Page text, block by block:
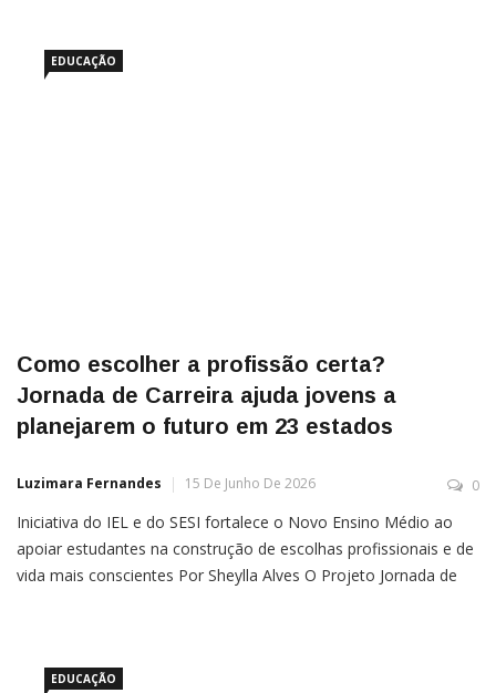
Engenharia e
EDUCAÇÃO
Como escolher a profissão certa?
Jornada de Carreira ajuda jovens a
planejarem o futuro em 23 estados
Luzimara Fernandes 15 De Junho De 2026 0
Iniciativa do IEL e do SESI fortalece o Novo Ensino Médio ao
apoiar estudantes na construção de escolhas profissionais e de
vida mais conscientes Por Sheylla Alves O Projeto Jornada de
agoraEDUCAÇÃO